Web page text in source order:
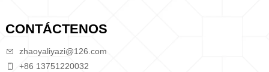
CONTÁCTENOS
zhaoyaliyazi@126.com
+86 13751220032